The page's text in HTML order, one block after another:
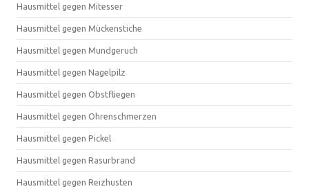
Hausmittel gegen Mitesser
Hausmittel gegen Mückenstiche
Hausmittel gegen Mundgeruch
Hausmittel gegen Nagelpilz
Hausmittel gegen Obstfliegen
Hausmittel gegen Ohrenschmerzen
Hausmittel gegen Pickel
Hausmittel gegen Rasurbrand
Hausmittel gegen Reizhusten